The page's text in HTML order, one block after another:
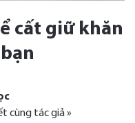
cất giữ khăn
cùng tác giả »